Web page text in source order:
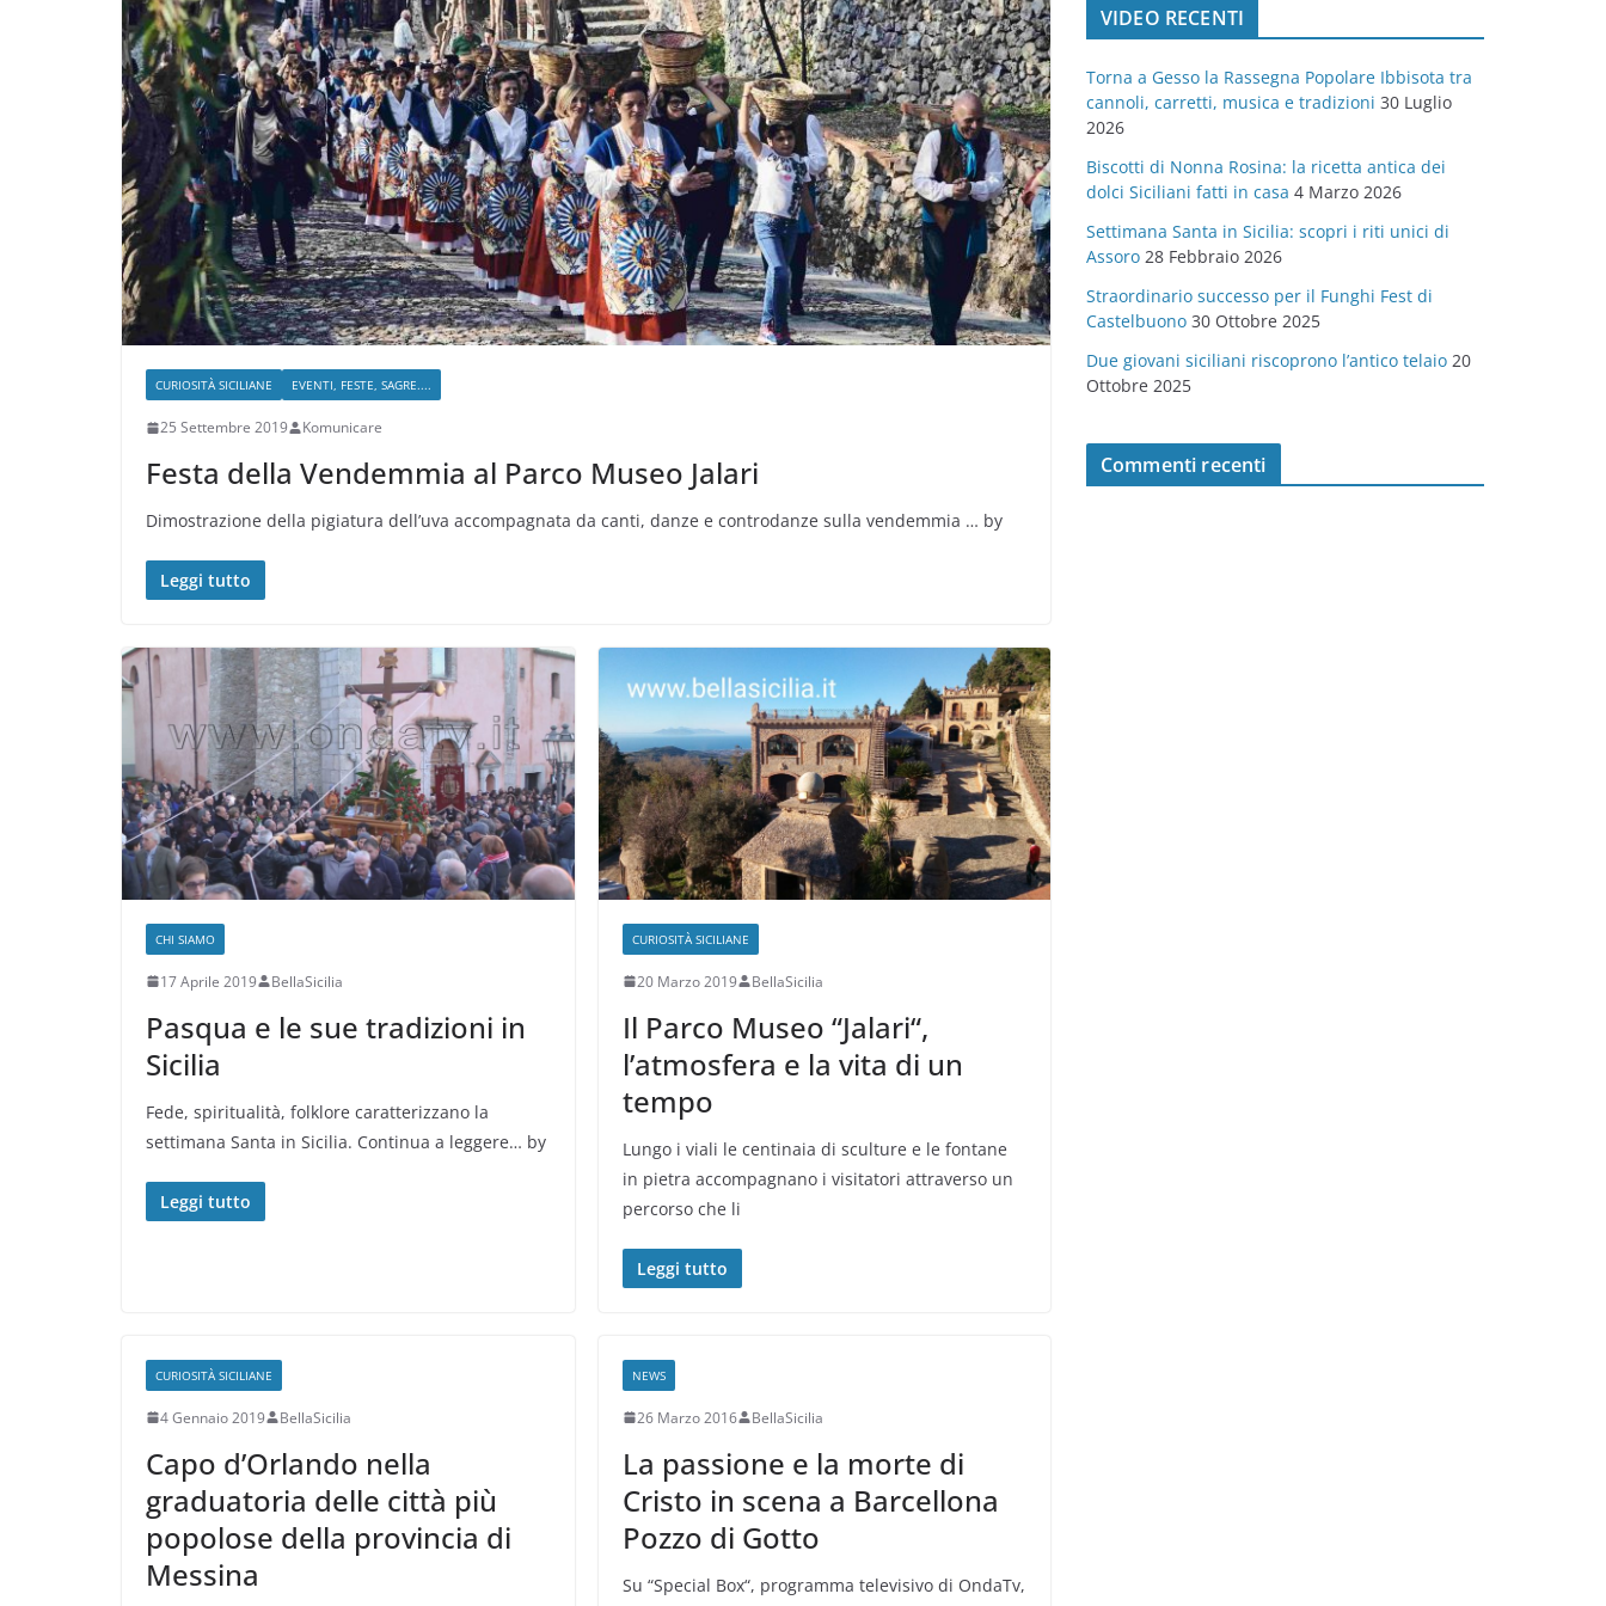
CURIOSITÀ SICILIANE EVENTI, FESTE, SAGRE....
25 Settembre 2019 Komunicare
Festa della Vendemmia al Parco Museo Jalari
Dimostrazione della pigiatura dell’uva accompagnata da canti, danze e controdanze sulla vendemmia … by
Leggi tutto
CHI SIAMO
17 Aprile 2019 BellaSicilia
Pasqua e le sue tradizioni in
Sicilia
Fede, spiritualità, folklore caratterizzano la
settimana Santa in Sicilia. Continua a leggere… by
Leggi tutto
CURIOSITÀ SICILIANE
20 Marzo 2019 BellaSicilia
Il Parco Museo “Jalari“,
l’atmosfera e la vita di un
tempo
Lungo i viali le centinaia di sculture e le fontane
in pietra accompagnano i visitatori attraverso un
percorso che li
Leggi tutto
CURIOSITÀ SICILIANE
4 Gennaio 2019 BellaSicilia
Capo d’Orlando nella
graduatoria delle città più
popolose della provincia di
Messina
NEWS
26 Marzo 2016 BellaSicilia
La passione e la morte di
Cristo in scena a Barcellona
Pozzo di Gotto
Su “Special Box“, programma televisivo di OndaTv,
o
r
e
VIDEO RECENTI
Torna a Gesso la Rassegna Popolare Ibbisota tra
cannoli, carretti, musica e tradizioni 30 Luglio
2026
Biscotti di Nonna Rosina: la ricetta antica dei
dolci Siciliani fatti in casa 4 Marzo 2026
Settimana Santa in Sicilia: scopri i riti unici di
Assoro 28 Febbraio 2026
Straordinario successo per il Funghi Fest di
Castelbuono 30 Ottobre 2025
Due giovani siciliani riscoprono l’antico telaio 20
Ottobre 2025
Commenti recenti